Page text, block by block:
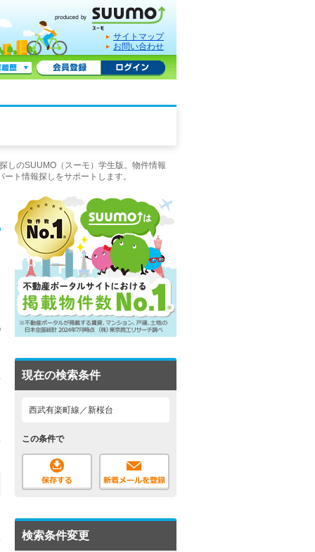
サイトマップ
お問い合わせ
しのSUUMO（スーモ）学生版。物件情報
ト情報探しをサポートします。
現在の検索条件
西武有楽町線／新桜台
この条件で
検索条件変更